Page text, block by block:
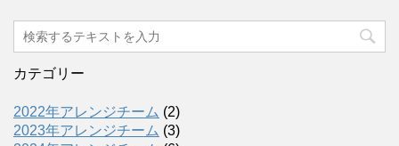
カテゴリー
2022年アレンジチーム (2)
2023年アレンジチーム (3)